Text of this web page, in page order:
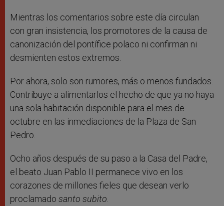
Mientras los comentarios sobre este día circulan
con gran insistencia, los promotores de la causa de
canonización del pontífice polaco ni confirman ni
desmienten estos extremos.
Por ahora, solo son rumores, más o menos fundados.
Contribuye a alimentarlos el hecho de que ya no haya
una sola habitación disponible para el mes de
octubre en las inmediaciones de la Plaza de San
Pedro.
Ocho años después de su paso a la Casa del Padre,
el beato Juan Pablo II permanece vivo en los
corazones de millones fieles que desean verlo
proclamado santo subito.